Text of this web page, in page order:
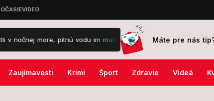
more, pitnú vodu im musia dovážať! Týmto 3 znameniu
Máte pre nás
Zaujímavosti Krimi Šport Zdravie Videá